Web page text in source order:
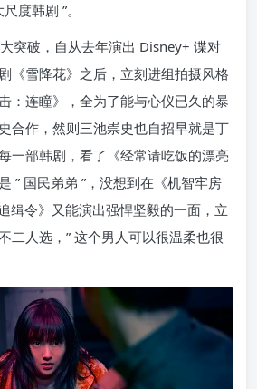
度韩剧 ”。
突破，自从去年演出 Disney+ 谍对
《雪降花》之后，立刻进组拍摄风格
：连瞳》，全为了能与心仪已久的暴
合作，然则三池崇史也自招早就是丁
一部韩剧，看了《经常请吃饭的漂亮
” 国民弟弟 ”，没想到在《机智牢房
缉令》又能演出强悍坚毅的一面，立
二人选，” 这个男人可以很温柔也很